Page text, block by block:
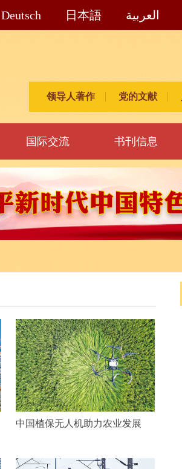
Deutsch 日本語 العربية
领导人著作 党的文献
国际交流 书刊信息
中国植保无人机助力农业发展